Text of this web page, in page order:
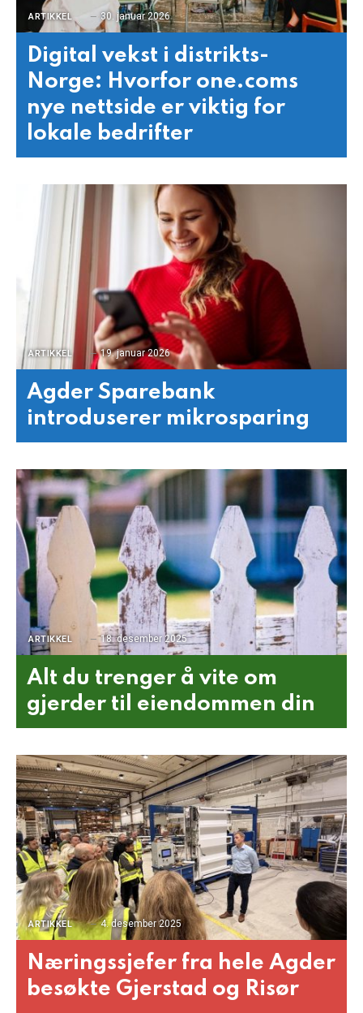
ARTIKKEL 30. januar 2026
Digital vekst i distrikts-
Norge: Hvorfor one.coms
nye nettside er viktig for
lokale bedrifter
ARTIKKEL 19. januar 2026
Agder Sparebank
introduserer mikrosparing
ARTIKKEL 18. desember 2025
Alt du trenger å vite om
gjerder til eiendommen din
ARTIKKEL 4. desember 2025
Næringssjefer fra hele Agder
besøkte Gjerstad og Risør